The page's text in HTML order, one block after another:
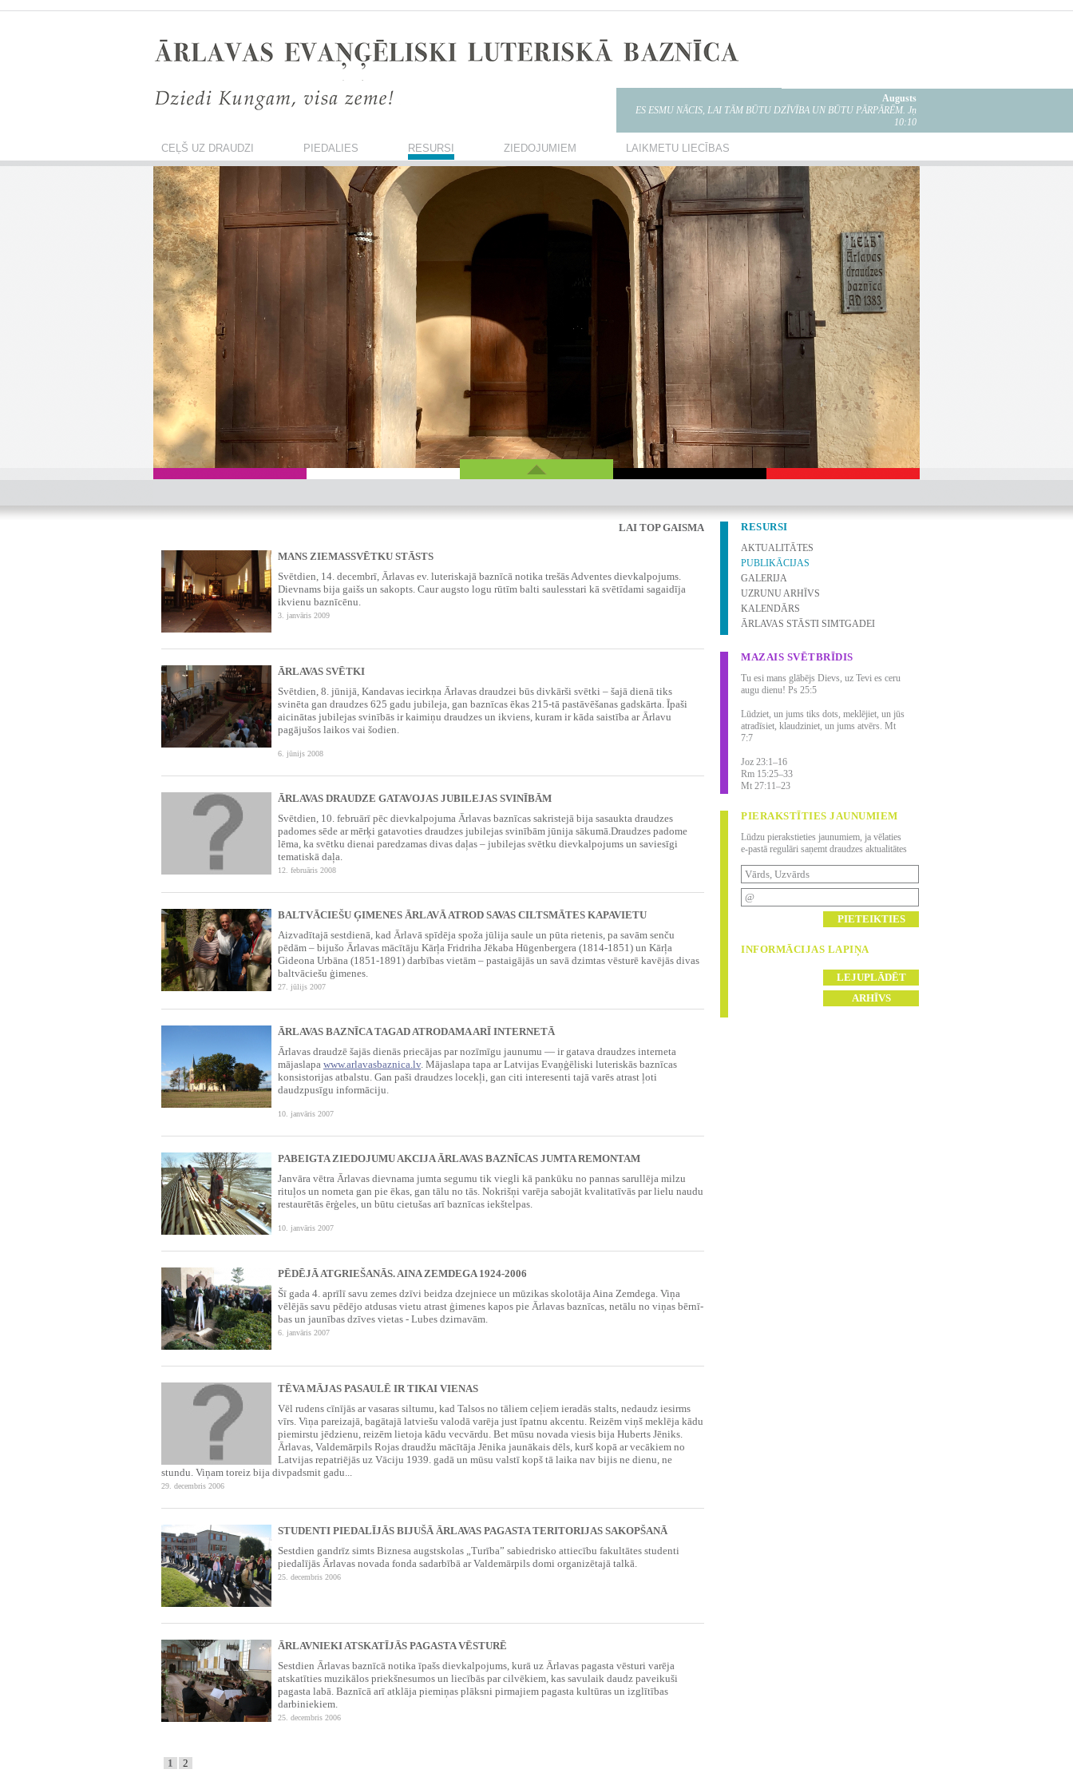
Augusts
ES ESMU NĀCIS, LAI TĀM BŪTU DZĪVĪBA UN BŪTU PĀRPĀRĒM. Jņ
10:10
CEĻŠ UZ DRAUDZI PIEDALIES RESURSI ZIEDOJUMIEM LAIKMETU LIECĪBAS
LAI TOP GAISMA
MANS ZIEMASSVĒTKU STĀSTS
Svētdien, 14. decembrī, Ārlavas ev. luteriskajā baznīcā notika trešās Adventes dievkalpojums.
Dievnams bija gaišs un sakopts. Caur augsto logu rūtīm balti saulesstari kā svētīdami sagaidīja
ikvienu baznīcēnu.
3. janvāris 2009
ĀRLAVAS SVĒTKI
Svētdien, 8. jūnijā, Kandavas iecirkņa Ārlavas draudzei būs divkārši svētki – šajā dienā tiks
svinēta gan draudzes 625 gadu jubileja, gan baznīcas ēkas 215-tā pastāvēšanas gadskārta. Īpaši
aicinātas jubilejas svinībās ir kaimiņu draudzes un ikviens, kuram ir kāda saistība ar Ārlavu
pagājušos laikos vai šodien.
6. jūnijs 2008
ĀRLAVAS DRAUDZE GATAVOJAS JUBILEJAS SVINĪBĀM
Svētdien, 10. februārī pēc dievkalpojuma Ārlavas baznīcas sakristejā bija sasaukta draudzes
padomes sēde ar mērķi gatavoties draudzes jubilejas svinībām jūnija sākumā.Draudzes padome
lēma, ka svētku dienai paredzamas divas daļas – jubilejas svētku dievkalpojums un saviesīgi
tematiskā daļa.
12. februāris 2008
BALTVĀCIEŠU ĢIMENES ĀRLAVĀ ATROD SAVAS CILTSMĀTES KAPAVIETU
Aizvadītajā sestdienā, kad Ārlavā spīdēja spoža jūlija saule un pūta rietenis, pa savām senču
pēdām – bijušo Ārlavas mācītāju Kārļa Fridriha Jēkaba Hūgenbergera (1814-1851) un Kārļa
Gideona Urbāna (1851-1891) darbības vietām – pastaigājās un savā dzimtas vēsturē kavējās divas
baltvāciešu ģimenes.
27. jūlijs 2007
ĀRLAVAS BAZNĪCA TAGAD ATRODAMA ARĪ INTERNETĀ
Ārlavas draudzē šajās dienās priecājas par nozīmīgu jaunumu — ir gatava draudzes interneta
mājas­lapa www.arlavasbaznica.lv. Mājaslapa tapa ar Latvijas Evaņ­ģēliski luteriskās baznīcas
konsistori­jas atbalstu. Gan paši draudzes lo­cekļi, gan citi interesenti tajā varēs atrast ļoti
daudzpusīgu informāciju.
10. janvāris 2007
PABEIGTA ZIEDOJUMU AKCIJA ĀRLAVAS BAZNĪCAS JUMTA REMONTAM
Janvāra vētra Ārlavas dievnama jumta segumu tik viegli kā pankūku no pannas sarullēja milzu
rituļos un nometa gan pie ēkas, gan tālu no tās. Nokrišņi varēja sabojāt kvalitatīvās par lielu naudu
restaurētās ērģeles, un būtu cietušas arī baznīcas iekštelpas.
10. janvāris 2007
PĒDĒJĀ ATGRIEŠANĀS. AINA ZEMDEGA 1924-2006
Šī ga­da 4. ap­rī­lī sa­vu ze­mes dzī­vi bei­dza dzej­nie­ce un mūzikas skolotāja Ai­na Zem­de­ga. Vi­ņa
vēlējās sa­vu pēdējo at­du­sas vie­tu at­rast ģi­me­nes kapos pie Ār­la­vas baz­nī­cas, ne­tā­lu no vi­ņas bēr­nī­
bas un jau­nī­bas dzī­ves vie­tas - Lu­bes dzir­na­vām.
6. janvāris 2007
TĒVA MĀJAS PASAULĒ IR TIKAI VIENAS
Vēl rudens cīnījās ar vasaras siltumu, kad Talsos no tāliem ceļiem ieradās stalts, nedaudz iesirms
vīrs. Viņa pareizajā, bagātajā latviešu valodā varēja just īpatnu akcentu. Reizēm viņš meklēja kādu
piemirstu jēdzienu, reizēm lietoja kādu vecvārdu. Bet mūsu novada viesis bija Huberts Jēniks.
Ārlavas, Valdemārpils Rojas draudžu mācītāja Jēnika jaunākais dēls, kurš kopā ar vecākiem no
Latvijas repatriējās uz Vāciju 1939. gadā un mūsu valstī kopš tā laika nav bijis ne dienu, ne
stundu. Viņam toreiz bija divpadsmit gadu...
29. decembris 2006
STUDENTI PIEDALĪJĀS BIJUŠĀ ĀRLAVAS PAGASTA TERITORIJAS SAKOPŠANĀ
Sestdien gandrīz simts Biznesa augstskolas „Turība” sabiedrisko attiecību fakultātes studenti
piedalījās Ārlavas novada fonda sadarbībā ar Valdemārpils domi organizētajā talkā.
25. decembris 2006
ĀRLAVNIEKI ATSKATĪJĀS PAGASTA VĒSTURĒ
Sestdien Ārlavas baznīcā notika īpašs dievkalpojums, kurā uz Ārlavas pagasta vēsturi varēja
atskatīties muzikālos priekšnesumos un liecībās par cilvēkiem, kas savulaik daudz paveikuši
pagasta labā. Baznīcā arī atklāja piemiņas plāksni pirmajiem pagasta kultūras un izglītības
darbiniekiem.
25. decembris 2006
1 2
RESURSI
AKTUALITĀTES
PUBLIKĀCIJAS
GALERIJA
UZRUNU ARHĪVS
KALENDĀRS
ĀRLAVAS STĀSTI SIMTGADEI
MAZAIS SVĒTBRĪDIS
Tu esi mans glābējs Dievs, uz Tevi es ceru
augu dienu! Ps 25:5
Lūdziet, un jums tiks dots, meklējiet, un jūs
atradīsiet, klaudziniet, un jums atvērs. Mt
7:7
Joz 23:1–16
Rm 15:25–33
Mt 27:11–23
PIERAKSTĪTIES JAUNUMIEM
Lūdzu pierakstieties jaunumiem, ja vēlaties
e-pastā regulāri saņemt draudzes aktualitātes
INFORMĀCIJAS LAPIŅA